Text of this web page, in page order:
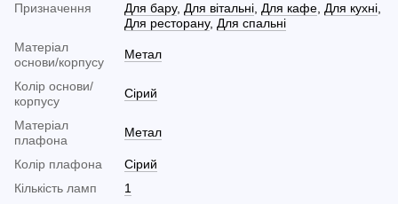
Призначення
Для бару, Для вітальні, Для кафе, Для кухні,
Для ресторану, Для спальні
Матеріал
основи/корпусу
Метал
Колір основи/
корпусу
Сірий
Матеріал
плафона
Метал
Колір плафона
Сірий
Кількість ламп
1